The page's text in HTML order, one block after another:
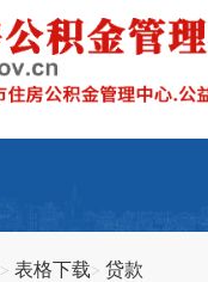
表格下载 贷款